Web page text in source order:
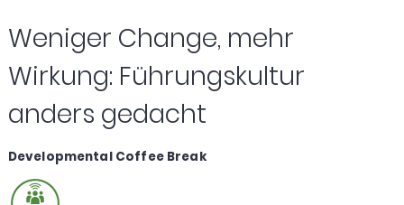
Weniger Change, mehr
Wirkung: Führungskultur
anders gedacht
Developmental Coffee Break